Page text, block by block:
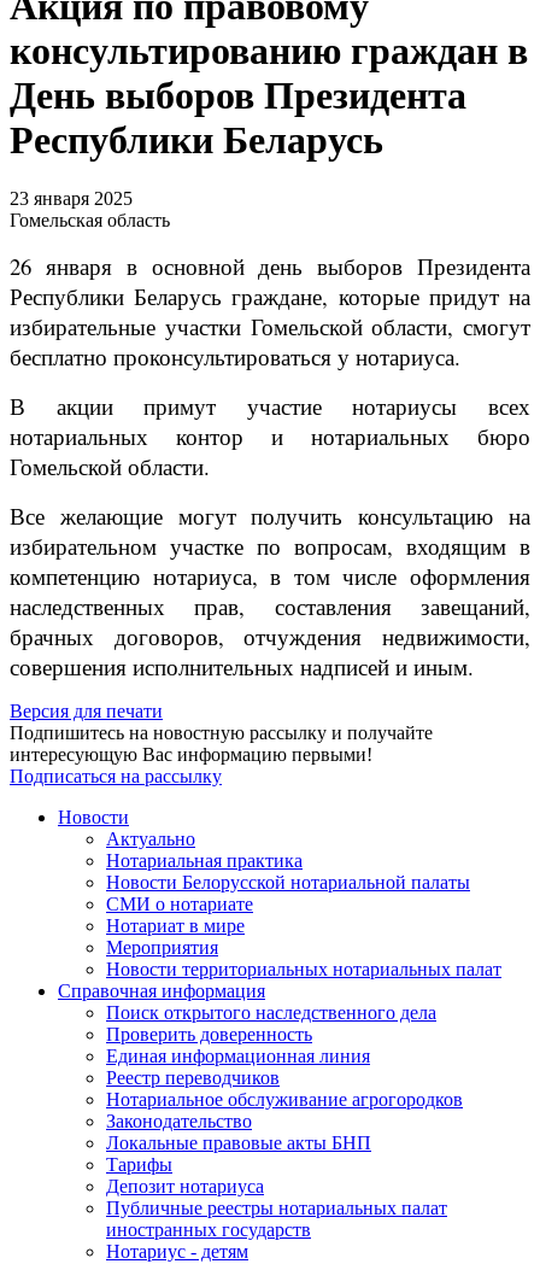
консультированию граждан в
День выборов Президента
Республики Беларусь
23 января 2025
Гомельская область
26 января в основной день выборов Президента
Республики Беларусь граждане, которые придут на
избирательные участки Гомельской области, смогут
бесплатно проконсультироваться у нотариуса.
В акции примут участие нотариусы всех
нотариальных контор и нотариальных бюро
Гомельской области.
Все желающие могут получить консультацию на
избирательном участке по вопросам, входящим в
компетенцию нотариуса, в том числе оформления
наследственных прав, составления завещаний,
брачных договоров, отчуждения недвижимости,
совершения исполнительных надписей и иным.
Версия для печати
Подпишитесь на новостную рассылку и получайте
интересующую Вас информацию первыми!
Подписаться на рассылку
Новости
Актуально
Нотариальная практика
Новости Белорусской нотариальной палаты
СМИ о нотариате
Нотариат в мире
Мероприятия
Новости территориальных нотариальных палат
Справочная информация
Поиск открытого наследственного дела
Проверить доверенность
Единая информационная линия
Реестр переводчиков
Нотариальное обслуживание агрогородков
Законодательство
Локальные правовые акты БНП
Тарифы
Депозит нотариуса
Публичные реестры нотариальных палат
иностранных государств
Нотариус - детям